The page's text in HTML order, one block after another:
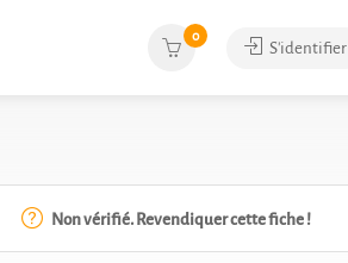
0
S'identifier
Non vérifié. Revendiquer cette fiche !